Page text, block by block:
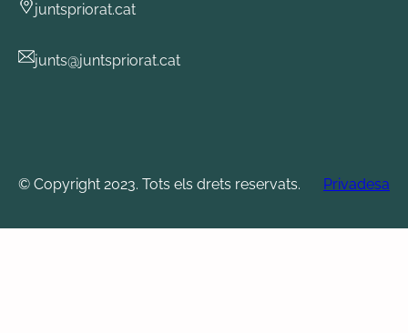
juntspriorat.cat
junts@juntspriorat.cat
© Copyright 2023. Tots els drets reservats. Privadesa